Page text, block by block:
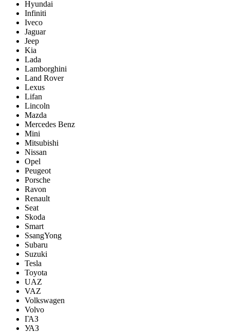
Hyundai
Infiniti
Iveco
Jaguar
Jeep
Kia
Lada
Lamborghini
Land Rover
Lexus
Lifan
Lincoln
Mazda
Mercedes Benz
Mini
Mitsubishi
Nissan
Opel
Peugeot
Porsche
Ravon
Renault
Seat
Skoda
Smart
SsangYong
Subaru
Suzuki
Tesla
Toyota
UAZ
VAZ
Volkswagen
Volvo
ГАЗ
УАЗ